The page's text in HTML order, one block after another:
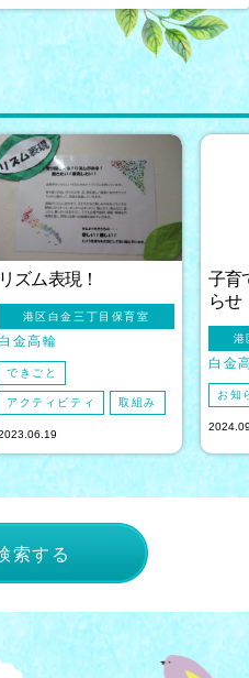
リズム表現！
港区白金三丁目保育室
金高輪
できごと
アクティビティ 取組み
子育
らせ
港
白金
お知
索する